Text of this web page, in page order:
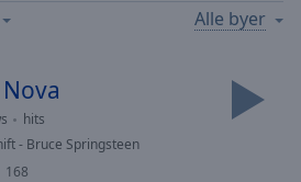
Alle byer
hits
- Bruce Springsteen
168